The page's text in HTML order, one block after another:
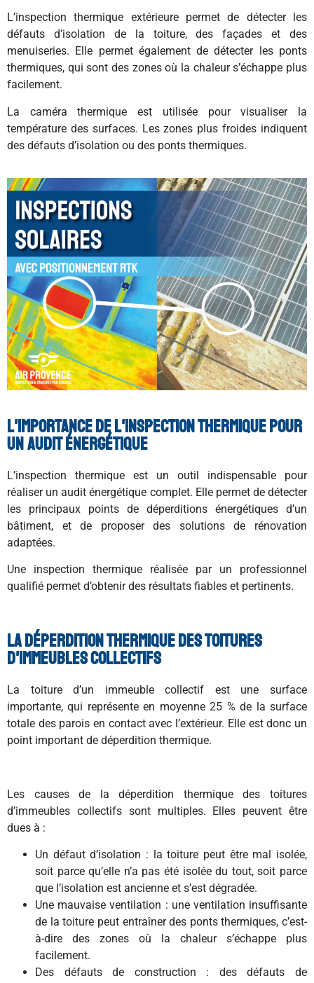
L’inspection thermique extérieure permet de détecter les
défauts d’isolation de la toiture, des façades et des
menuiseries. Elle permet également de détecter les ponts
thermiques, qui sont des zones où la chaleur s’échappe plus
facilement.
La caméra thermique est utilisée pour visualiser la
température des surfaces. Les zones plus froides indiquent
des défauts d’isolation ou des ponts thermiques.
L'importance de l'inspection thermique pour
un audit énergétique
L’inspection thermique est un outil indispensable pour
réaliser un audit énergétique complet. Elle permet de détecter
les principaux points de déperditions énergétiques d’un
bâtiment, et de proposer des solutions de rénovation
adaptées.
Une inspection thermique réalisée par un professionnel
qualifié permet d’obtenir des résultats fiables et pertinents.
La déperdition thermique des toitures
d'immeubles collectifs
La toiture d’un immeuble collectif est une surface
importante, qui représente en moyenne 25 % de la surface
totale des parois en contact avec l’extérieur. Elle est donc un
point important de déperdition thermique.
Les causes de la déperdition thermique des toitures
d’immeubles collectifs sont multiples. Elles peuvent être
dues à :
Un défaut d’isolation : la toiture peut être mal isolée,
soit parce qu’elle n’a pas été isolée du tout, soit parce
que l’isolation est ancienne et s’est dégradée.
Une mauvaise ventilation : une ventilation insuffisante
de la toiture peut entraîner des ponts thermiques, c’est-
à-dire des zones où la chaleur s’échappe plus
facilement.
Des défauts de construction : des défauts de